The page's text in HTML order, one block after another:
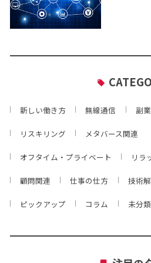
新しい働き方 無線通信 副
リスキリング メタバース関連
オフタイム・プライベート リラ
顧問関連 仕事の仕方 技術
ピックアップ コラム 未分類